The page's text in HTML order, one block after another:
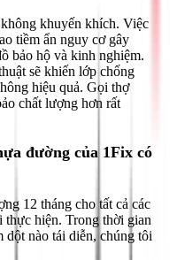
khuyến khích. Việc
tiềm ẩn nguy cơ gây
bảo hộ và kinh nghiệm.
sẽ khiến lớp chống
hiệu quả. Gọi thợ
chất lượng hơn rất
đường của 1Fix có
12 tháng cho tất cả các
thực hiện. Trong thời gian
dột nào tái diễn, chúng tôi